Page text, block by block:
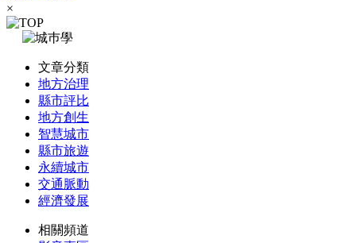
×
文章分類
地方治理
縣市評比
地方創生
智慧城市
縣市旅遊
永續城市
交通脈動
經濟發展
相關頻道